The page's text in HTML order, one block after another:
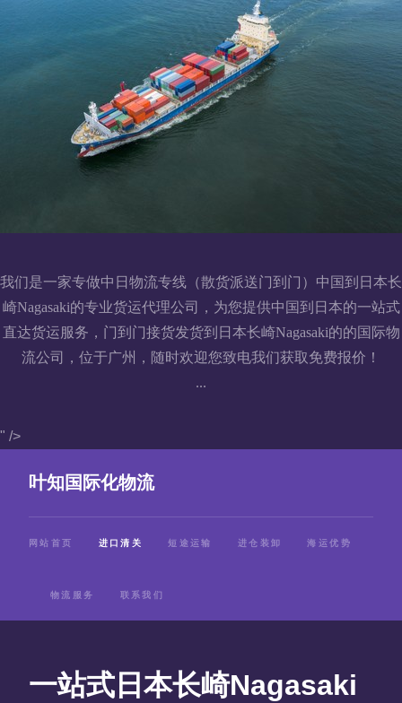
我们是一家专做中日物流专线（散货派送门到门）中国到日本长
崎Nagasaki的专业货运代理公司，为您提供中国到日本的一站式
直达货运服务，门到门接货发货到日本长崎Nagasaki的的国际物
流公司，位于广州，随时欢迎您致电我们获取免费报价！
...
" />
叶知国际化物流
网站首页 进口清关 短途运输 进仓装卸 海运优势
物流服务 联系我们
一站式日本长崎Nagasaki